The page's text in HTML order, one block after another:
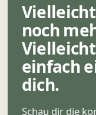
noch
einfach
dich.
Schau dir die